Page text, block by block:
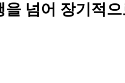
넘어 장기적